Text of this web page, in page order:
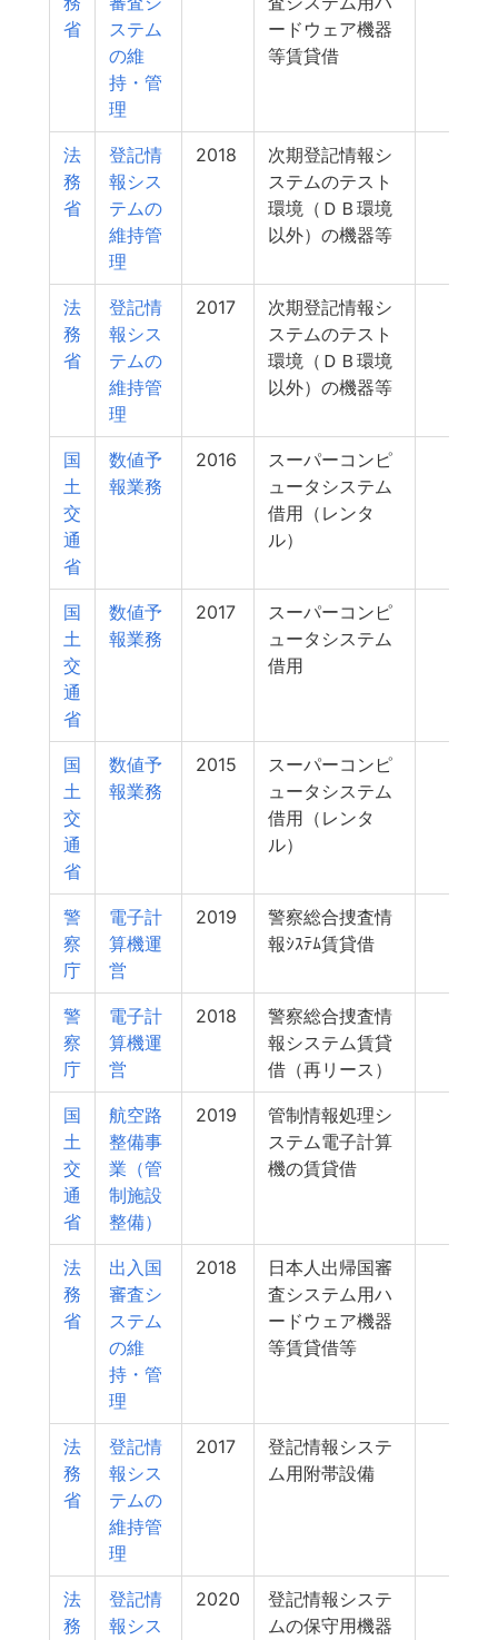
省
ステム
の維
持・管
理
ードウェア機器
等賃貸借
法
務
省
登記情
報シス
テムの
維持管
理
2018
次期登記情報シ
ステムのテスト
環境（ＤＢ環境
以外）の機器等
法
務
省
登記情
報シス
テムの
維持管
理
2017
次期登記情報シ
ステムのテスト
環境（ＤＢ環境
以外）の機器等
国
土
交
通
省
数値予
報業務
2016
スーパーコンピ
ュータシステム
借用（レンタ
ル）
国
土
交
通
省
数値予
報業務
2017
スーパーコンピ
ュータシステム
借用
国
土
交
通
省
数値予
報業務
2015
スーパーコンピ
ュータシステム
借用（レンタ
ル）
警
察
庁
電子計
算機運
営
2019
警察総合捜査情
報ｼｽﾃﾑ賃貸借
警
察
庁
電子計
算機運
営
2018
警察総合捜査情
報システム賃貸
借（再リース）
国
土
交
通
省
航空路
整備事
業（管
制施設
整備）
2019
管制情報処理シ
ステム電子計算
機の賃貸借
法
務
省
出入国
審査シ
ステム
の維
持・管
理
2018
日本人出帰国審
査システム用ハ
ードウェア機器
等賃貸借等
法
務
省
登記情
報シス
テムの
維持管
理
2017
登記情報システ
ム用附帯設備
法
務
登記情
報シス
2020
登記情報システ
ムの保守用機器